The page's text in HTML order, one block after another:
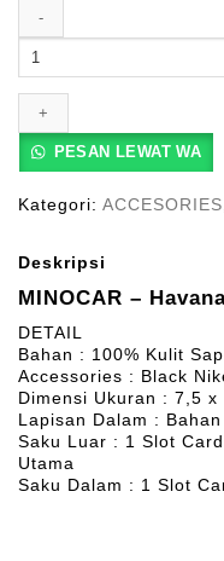
Minocar-
PESAN LEWAT WA
Kategori: ACCESORIES
Deskripsi
MINOCAR –
DETAIL
Bahan : 100% Kulit
Accessories : Black
Dimensi Ukuran : 7,5
Lapisan Dalam :
Saku Luar : 1 Slot
Utama
Saku Dalam : 1 Slot